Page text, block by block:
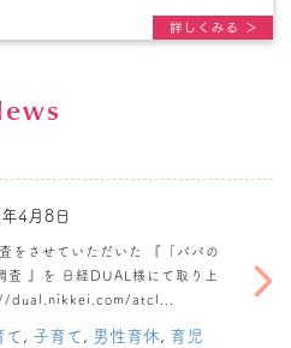
4月8日
をさせていただいた 『「パパの
査 』を 日経DUAL様にて取り上
dual.nikkei.com/atcl...
て , 子育て , 男性育休 , 育児